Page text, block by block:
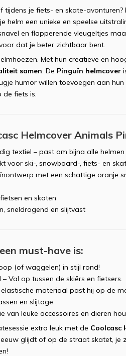
je fiets- en skate-avonturen?
helm een unieke en speelse
en flapperende vleugeltjes
dat je beter zichtbaar bent.
Met hun creatieve en
samen. De Pinguïn helmcover
humor willen toevoegen aan
de fiets is.
Helmcover Animals
textiel – past om bijna alle helmen
voor ski-, snowboard-, fiets- en
met een schattige oranje
en skaten
sneldrogend en slijtvast
must-have is:
(of waggelen) in stijl rond!
– Val op tussen de skiërs en fietsers.
materiaal past hij op de
en slijtage.
van leuke accessoires en dieren
extra leuk met de Coolcasc
glijdt of op de straat skatet, je